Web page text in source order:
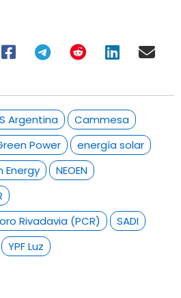
Argentina
Cammesa
Power
energía solar
Energy
NEOEN
Rivadavia (PCR)
SADI
YPF Luz